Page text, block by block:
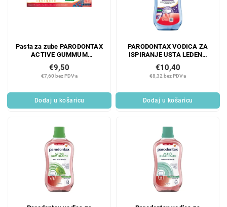
Pasta za zube PARODONTAX
ACTIVE GUMMUM
75 ml
€7,60 bez PDV-a
€9,50
Dodaj u košaricu
PARODONTAX VODICA ZA
ISPIRANJE USTA LEDENA
ML
€8,32 bez PDV-a
€10,40
Dodaj u košaricu